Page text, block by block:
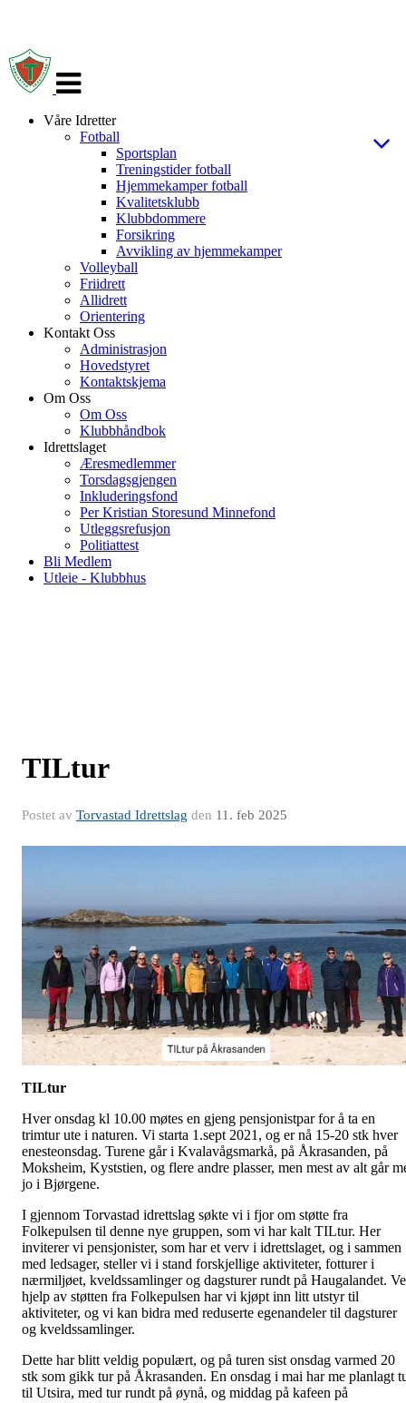
navigasjon
Våre Idretter
Fotball
Sportsplan
Treningstider fotball
Hjemmekamper fotball
Kvalitetsklubb
Klubbdommere
Forsikring
Avvikling av hjemmekamper
Volleyball
Friidrett
Allidrett
Orientering
Kontakt Oss
Administrasjon
Hovedstyret
Kontaktskjema
Om Oss
Om Oss
Klubbhåndbok
Idrettslaget
Æresmedlemmer
Torsdagsgjengen
Inkluderingsfond
Per Kristian Storesund Minnefond
Utleggsrefusjon
Politiattest
Bli Medlem
Utleie - Klubbhus
TILtur
Postet av Torvastad Idrettslag den 11. feb 2025
TILtur
Hver onsdag kl 10.00 møtes en gjeng pensjonistpar for å ta en
trimtur ute i naturen. Vi starta 1.sept 2021, og er nå 15-20 stk hver
enesteonsdag. Turene går i Kvalavågsmarkå, på Åkrasanden, på
Moksheim, Kyststien, og flere andre plasser, men mest av alt går
jo i Bjørgene.
I gjennom Torvastad idrettslag søkte vi i fjor om støtte fra
Folkepulsen til denne nye gruppen, som vi har kalt TILtur. Her
inviterer vi pensjonister, som har et verv i idrettslaget, og i sammen
med ledsager, steller vi i stand forskjellige aktiviteter, fotturer i
nærmiljøet, kveldssamlinger og dagsturer rundt på Haugalandet.
hjelp av støtten fra Folkepulsen har vi kjøpt inn litt utstyr til
aktiviteter, og vi kan bidra med reduserte egenandeler til dagsturer
og kveldssamlinger.
Dette har blitt veldig populært, og på turen sist onsdag varmed 20
stk som gikk tur på Åkrasanden. En onsdag i mai har me planlagt
til Utsira, med tur rundt på øynå, og middag på kafeen på